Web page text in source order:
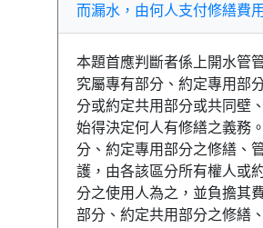
而漏水，由何人支付修繕費
本題首應判斷者係上開水管
究屬專有部分、約定專用部
分或約定共用部分或共同壁
始得決定何人有修繕之義務
分、約定專用部分之修繕、
護，由各該區分所有權人或
分之使用人為之，並負擔其
部分、約定共用部分之修繕